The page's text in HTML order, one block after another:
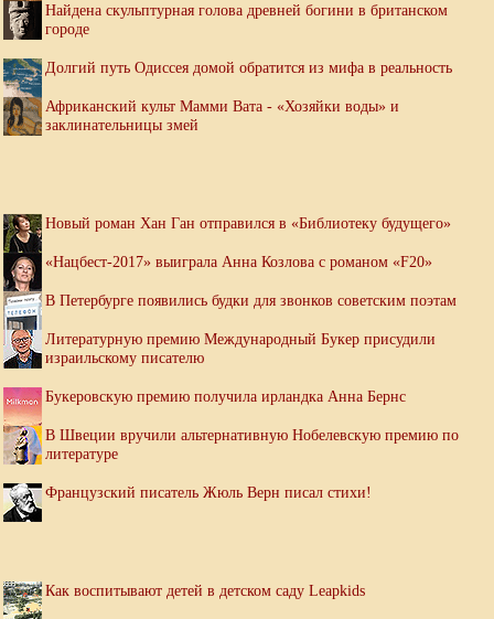
Найдена скульптурная голова древней богини в британском
городе
Долгий путь Одиссея домой обратится из мифа в реальность
Африканский культ Мамми Вата - «Хозяйки воды» и
заклинательницы змей
Новый роман Хан Ган отправился в «Библиотеку будущего»
«Нацбест-2017» выиграла Анна Козлова с романом «F20»
В Петербурге появились будки для звонков советским поэтам
Литературную премию Международный Букер присудили
израильскому писателю
Букеровскую премию получила ирландка Анна Бернс
В Швеции вручили альтернативную Нобелевскую премию по
литературе
Французский писатель Жюль Верн писал стихи!
Как воспитывают детей в детском саду Leapkids